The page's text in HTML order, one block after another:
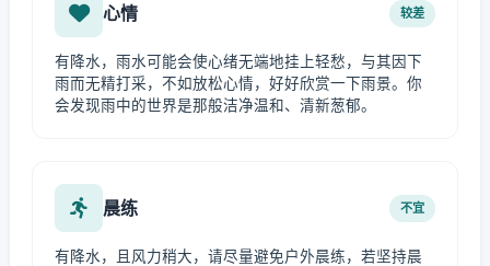
心情 较差
有降水，雨水可能会使心绪无端地挂上轻愁，与其因下
雨而无精打采，不如放松心情，好好欣赏一下雨景。你
会发现雨中的世界是那般洁净温和、清新葱郁。
晨练 不宜
有降水，且风力稍大，请尽量避免户外晨练，若坚持晨